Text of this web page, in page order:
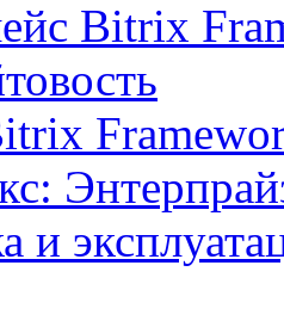
Bitrix
и